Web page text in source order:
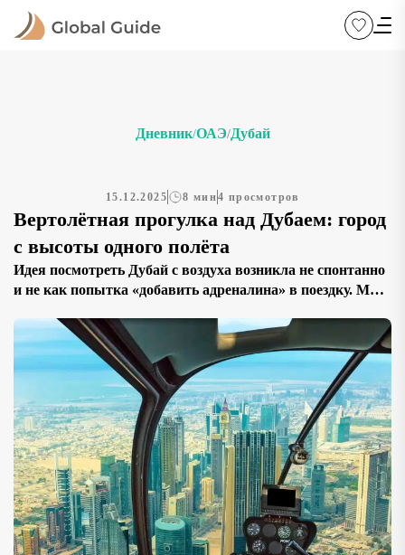
Дневник/ОАЭ/Дубай
15.12.2025 8 мин4 просмотров
Вертолётная прогулка над Дубаем: город
с высоты одного полёта
Идея посмотреть Дубай с воздуха возникла не спонтанно
и не как попытка «добавить адреналина» в поездку. Мы с
привыкли к его масштабу, небоскрёбам, трассам,
набережным и ощущению постоянного движения. В
какой-то момент стало понятно, что Дубай с земли
воспринимается фрагментами: отдельные районы,
отдельные виды, отдельные точки притяжения. […]